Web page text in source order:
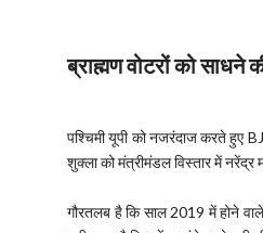
ब्राह्मण वोटरों को साधने
पश्चिमी यूपी को नजरंदाज करते हुए
शुक्ला को मंत्रीमंडल विस्तार में नरेंद्र
गौरतलब है कि साल 2019 में होने